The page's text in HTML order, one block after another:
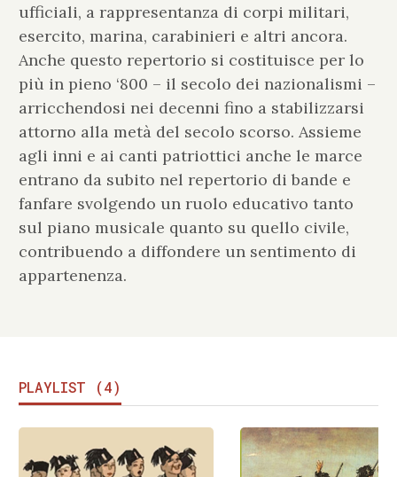
ufficiali, a rappresentanza di corpi militari,
esercito, marina, carabinieri e altri ancora.
Anche questo repertorio si costituisce per lo
più in pieno ‘800 – il secolo dei nazionalismi –
arricchendosi nei decenni fino a stabilizzarsi
attorno alla metà del secolo scorso. Assieme
agli inni e ai canti patriottici anche le marce
entrano da subito nel repertorio di bande e
fanfare svolgendo un ruolo educativo tanto
sul piano musicale quanto su quello civile,
contribuendo a diffondere un sentimento di
appartenenza.
PLAYLIST (4)